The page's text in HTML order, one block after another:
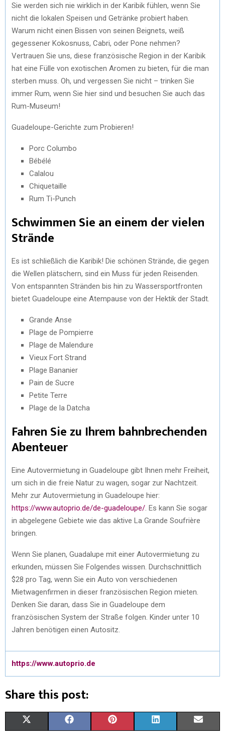
Sie werden sich nie wirklich in der Karibik fühlen, wenn Sie
nicht die lokalen Speisen und Getränke probiert haben.
Warum nicht einen Bissen von seinen Beignets, weiß
gegessener Kokosnuss, Cabri, oder Pone nehmen?
Vertrauen Sie uns, diese französische Region in der Karibik
hat eine Fülle von exotischen Aromen zu bieten, für die man
sterben muss. Oh, und vergessen Sie nicht – trinken Sie
immer Rum, wenn Sie hier sind und besuchen Sie auch das
Rum-Museum!
Guadeloupe-Gerichte zum Probieren!
Porc Columbo
Bébélé
Calalou
Chiquetaille
Rum Ti-Punch
Schwimmen Sie an einem der vielen
Strände
Es ist schließlich die Karibik! Die schönen Strände, die gegen
die Wellen plätschern, sind ein Muss für jeden Reisenden.
Von entspannten Stränden bis hin zu Wassersportfronten
bietet Guadeloupe eine Atempause von der Hektik der Stadt.
Grande Anse
Plage de Pompierre
Plage de Malendure
Vieux Fort Strand
Plage Bananier
Pain de Sucre
Petite Terre
Plage de la Datcha
Fahren Sie zu Ihrem bahnbrechenden
Abenteuer
Eine Autovermietung in Guadeloupe gibt Ihnen mehr Freiheit,
um sich in die freie Natur zu wagen, sogar zur Nachtzeit.
Mehr zur Autovermietung in Guadeloupe hier:
https://www.autoprio.de/de-guadeloupe/ . Es kann Sie sogar
in abgelegene Gebiete wie das aktive La Grande Soufrière
bringen.
Wenn Sie planen, Guadalupe mit einer Autovermietung zu
erkunden, müssen Sie Folgendes wissen. Durchschnittlich
$28 pro Tag, wenn Sie ein Auto von verschiedenen
Mietwagenfirmen in dieser französischen Region mieten.
Denken Sie daran, dass Sie in Guadeloupe dem
französischen System der Straße folgen. Kinder unter 10
Jahren benötigen einen Autositz.
https://www.autoprio.de
Share this post: